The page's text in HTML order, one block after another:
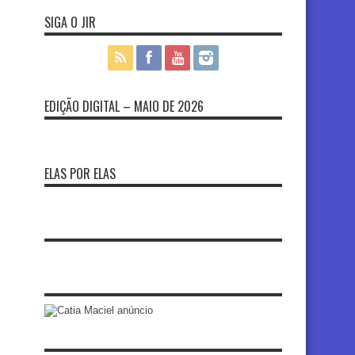
SIGA O JIR
EDIÇÃO DIGITAL – MAIO DE 2026
ELAS POR ELAS